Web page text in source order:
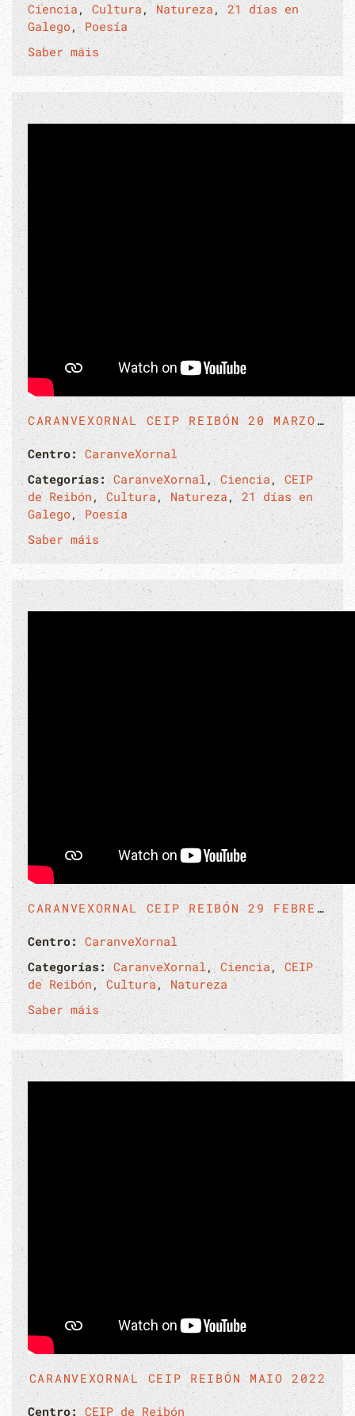
Ciencia ,Cultura, Natureza ,21 días en
Galego, Poesía
Saber máis
CARANVEXORNAL CEIP REIBÓN 20 MARZO 2025
Centro: CaranveXornal
Categorías:CaranveXornal,Ciencia,CEIP
de Reibón, Cultura ,Natureza , 21 días en
Galego, Poesía
Saber máis
CARANVEXORNAL CEIP REIBÓN 29 FEBREIRO 2024
Centro: CaranveXornal
Categorías:CaranveXornal,Ciencia,CEIP
de Reibón, Cultura ,Natureza
Saber máis
CARANVEXORNAL CEIP REIBÓN MAIO 2022
Centro: CEIP de Reibón